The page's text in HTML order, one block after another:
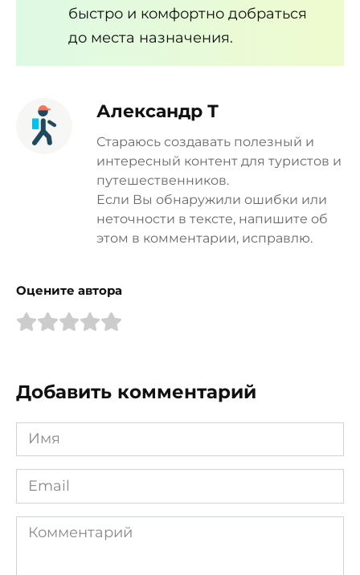
быстро и комфортно добраться
до места назначения.
Александр Т
Стараюсь создавать полезный и
интересный контент для туристов и
путешественников.
Если Вы обнаружили ошибки или
неточности в тексте, напишите об
этом в комментарии, исправлю.
Оцените автора
Добавить комментарий
Имя
*
Email
*
Комментарий